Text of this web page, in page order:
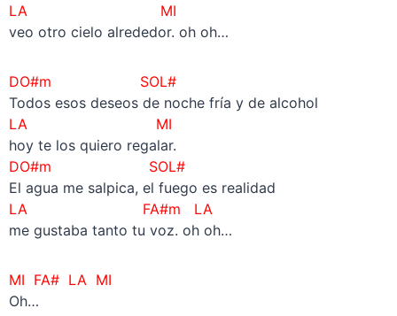
LA MI
veo otro cielo alrededor. oh oh…
DO#m SOL#
Todos esos deseos de noche fría y de alcohol
LA MI
hoy te los quiero regalar.
DO#m SOL#
El agua me salpica, el fuego es realidad
LA FA#m LA
me gustaba tanto tu voz. oh oh…
MI FA# LA MI
Oh…